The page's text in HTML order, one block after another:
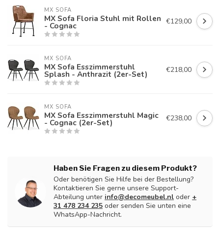
MX SOFA
MX Sofa Floria Stuhl mit Rollen
- Cognac €129,00
MX SOFA
MX Sofa Esszimmerstuhl
Splash - Anthrazit (2er-Set) €218,00
MX SOFA
MX Sofa Esszimmerstuhl Magic
- Cognac (2er-Set) €238,00
Haben Sie Fragen zu diesem Produkt?
Oder benötigen Sie Hilfe bei der Bestellung?
Kontaktieren Sie gerne unsere Support-
Abteilung unter info@decomeubel.nl oder +
31 478 234 235 oder senden Sie unten eine
WhatsApp-Nachricht.